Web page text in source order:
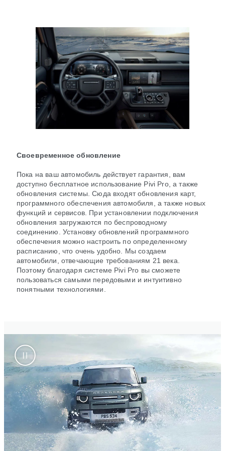
Своевременное обновление
Пока на ваш автомобиль действует гарантия, вам
доступно бесплатное использование Pivi Pro, а также
обновления системы. Сюда входят обновления карт,
программного обеспечения автомобиля, а также новых
функций и сервисов. При установлении подключения
обновления загружаются по беспроводному
соединению. Установку обновлений программного
обеспечения можно настроить по определенному
расписанию, что очень удобно. Мы создаем
автомобили, отвечающие требованиям 21 века.
Поэтому благодаря системе Pivi Pro вы сможете
пользоваться самыми передовыми и интуитивно
понятными технологиями.